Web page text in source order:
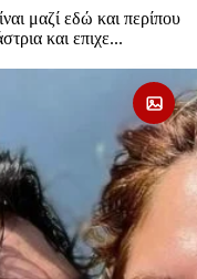
μαζί εδώ και περίπου
και επιχε...